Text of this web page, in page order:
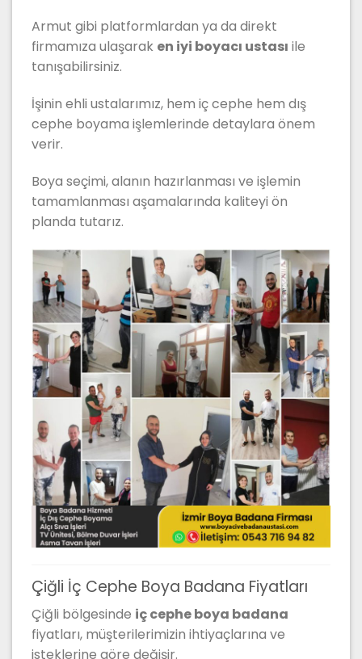
Armut gibi platformlardan ya da direkt
firmamıza ulaşarak en iyi boyacı ustası ile
tanışabilirsiniz.
İşinin ehli ustalarımız, hem iç cephe hem dış
cephe boyama işlemlerinde detaylara önem
verir.
Boya seçimi, alanın hazırlanması ve işlemin
tamamlanması aşamalarında kaliteyi ön
planda tutarız.
Çiğli İç Cephe Boya Badana Fiyatları
Çiğli bölgesinde iç cephe boya badana
fiyatları, müşterilerimizin ihtiyaçlarına ve
isteklerine göre değişir.